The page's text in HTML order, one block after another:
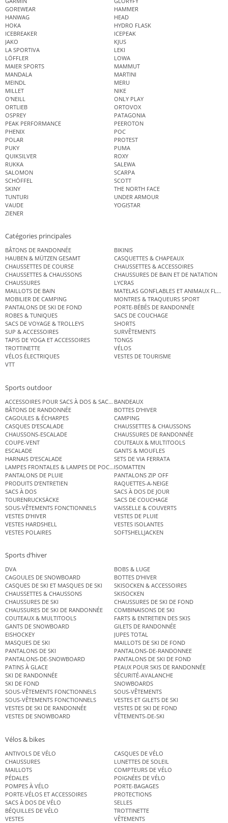
GOREWEAR
HAMMER
HANWAG
HEAD
HOKA
HYDRO FLASK
ICEBREAKER
ICEPEAK
JAKO
KJUS
LA SPORTIVA
LEKI
LÖFFLER
LOWA
MAIER SPORTS
MAMMUT
MANDALA
MARTINI
MEINDL
MERU
MILLET
NIKE
O'NEILL
ONLY PLAY
ORTLIEB
ORTOVOX
OSPREY
PATAGONIA
PEAK PERFORMANCE
PEEROTON
PHENIX
POC
POLAR
PROTEST
PUKY
PUMA
QUIKSILVER
ROXY
RUKKA
SALEWA
SALOMON
SCARPA
SCHÖFFEL
SCOTT
SKINY
THE NORTH FACE
TUNTURI
UNDER ARMOUR
VAUDE
YOGISTAR
ZIENER
Catégories principales
BÂTONS DE RANDONNÉE
BIKINIS
HAUBEN & MÜTZEN GESAMT
CASQUETTES & CHAPEAUX
CHAUSSETTES DE COURSE
CHAUSSETTES & ACCESSOIRES
CHAUSSETTES & CHAUSSONS
CHAUSSURES DE BAIN ET DE NATATION
CHAUSSURES
LYCRAS
MAILLOTS DE BAIN
MATELAS GONFLABLES ET ANIMAUX
MOBILIER DE CAMPING
MONTRES & TRAQUEURS SPORT
PANTALONS DE SKI DE FOND
PORTE-BÉBÉS DE RANDONNÉE
ROBES & TUNIQUES
SACS DE COUCHAGE
SACS DE VOYAGE & TROLLEYS
SHORTS
SUP & ACCESSOIRES
SURVÊTEMENTS
TAPIS DE YOGA ET ACCESSOIRES
TONGS
TROTTINETTE
VÉLOS
VÉLOS ÉLECTRIQUES
VESTES DE TOURISME
VTT
Sports outdoor
ACCESSOIRES POUR SACS À DOS & SACS ÉTANCHES
BANDEAUX
BÂTONS DE RANDONNÉE
BOTTES D’HIVER
CAGOULES & ÉCHARPES
CAMPING
CASQUES D’ESCALADE
CHAUSSETTES & CHAUSSONS
CHAUSSONS-ESCALADE
CHAUSSURES DE RANDONNÉE
COUPE-VENT
COUTEAUX & MULTITOOLS
ESCALADE
GANTS & MOUFLES
HARNAIS D’ESCALADE
SETS DE VIA FERRATA
LAMPES FRONTALES & LAMPES DE POCHEISOMATTEN
PANTALONS DE PLUIE
PANTALONS ZIP OFF
PRODUITS D’ENTRETIEN
RAQUETTES-A-NEIGE
SACS À DOS
SACS À DOS DE JOUR
TOURENRUCKSÄCKE
SACS DE COUCHAGE
SOUS-VÊTEMENTS FONCTIONNELS
VAISSELLE & COUVERTS
VESTES D’HIVER
VESTES DE PLUIE
VESTES HARDSHELL
VESTES ISOLANTES
VESTES POLAIRES
SOFTSHELLJACKEN
Sports d’hiver
DVA
BOBS & LUGE
CAGOULES DE SNOWBOARD
BOTTES D’HIVER
CASQUES DE SKI ET MASQUES DE SKI
SKISOCKEN & ACCESSOIRES
CHAUSSETTES & CHAUSSONS
SKISOCKEN
CHAUSSURES DE SKI
CHAUSSURES DE SKI DE FOND
CHAUSSURES DE SKI DE RANDONNÉE
COMBINAISONS DE SKI
COUTEAUX & MULTITOOLS
FARTS & ENTRETIEN DES SKIS
GANTS DE SNOWBOARD
GILETS DE RANDONNÉE
EISHOCKEY
JUPES TOTAL
MASQUES DE SKI
MAILLOTS DE SKI DE FOND
PANTALONS DE SKI
PANTALONS-DE-RANDONNEE
PANTALONS-DE-SNOWBOARD
PANTALONS DE SKI DE FOND
PATINS À GLACE
PEAUX POUR SKIS DE RANDONNÉE
SKI DE RANDONNÉE
SÉCURITÉ-AVALANCHE
SKI DE FOND
SNOWBOARDS
SOUS-VÊTEMENTS FONCTIONNELS
SOUS-VÊTEMENTS
SOUS-VÊTEMENTS FONCTIONNELS
VESTES ET GILETS DE SKI
VESTES DE SKI DE RANDONNÉE
VESTES DE SKI DE FOND
VESTES DE SNOWBOARD
VÊTEMENTS-DE-SKI
Vélos & bikes
ANTIVOLS DE VÉLO
CASQUES DE VÉLO
CHAUSSURES
LUNETTES DE SOLEIL
MAILLOTS
COMPTEURS DE VÉLO
PÉDALES
POIGNÉES DE VÉLO
POMPES À VÉLO
PORTE-BAGAGES
PORTE-VÉLOS ET ACCESSOIRES
PROTECTIONS
SACS À DOS DE VÉLO
SELLES
BÉQUILLES DE VÉLO
TROTTINETTE
VESTES
VÊTEMENTS